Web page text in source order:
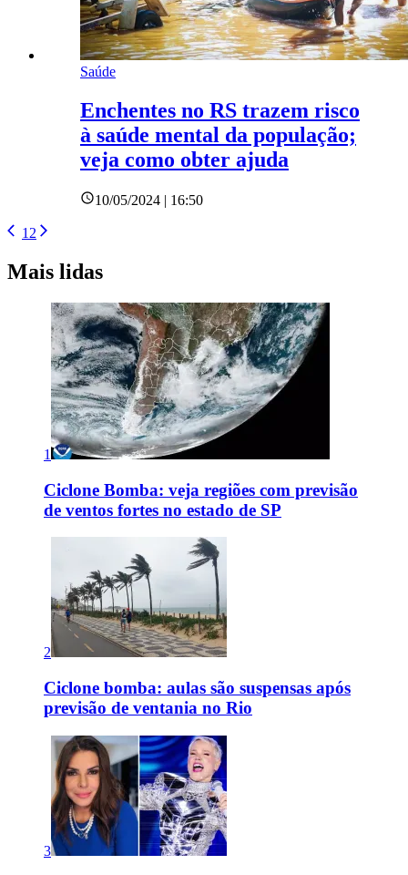
Saúde
Enchentes no RS trazem risco
à saúde mental da população;
veja como obter ajuda
10/05/2024 | 16:50
1 2
Mais lidas
1
Ciclone Bomba: veja regiões com previsão
de ventos fortes no estado de SP
2
Ciclone bomba: aulas são suspensas após
previsão de ventania no Rio
3